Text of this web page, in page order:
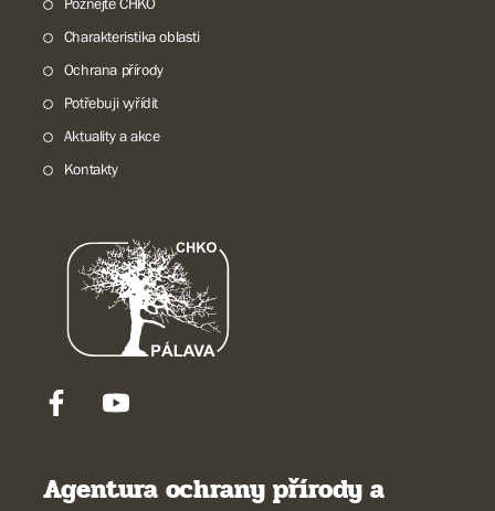
Charakteristika oblasti
Ochrana přírody
Potřebuji vyřídit
Aktuality a akce
Kontakty
Agentura ochrany přírody a